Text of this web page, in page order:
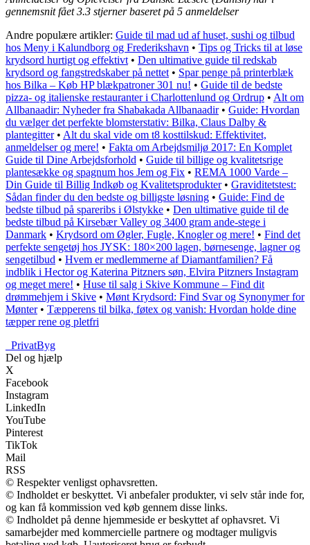
gennemsnit fået3.3 stjerner baseret på 5 anmeldelser
Andre populære artikler: Guide til mad ud af huset, sushi og tilbud
hos Meny i Kalundborg og Frederikshavn • Tips og Tricks til at løse
krydsord hurtigt og effektivt • Den ultimative guide til redskab
krydsord og fangstredskaber på nettet • Spar penge på printerblæk
hos Bilka – Køb HP blækpatroner 301 nu! • Guide til de bedste
pizza- og italienske restauranter i Charlottenlund og Ordrup • Alt om
Allbanaadir: Nyheder fra Shabakada Allbanaadir• Guide: Hvordan
du vælger det perfekte blomsterstativ: Bilka, Claus Dalby &
plantegitter• Alt du skal vide om t8 kosttilskud: Effektivitet,
anmeldelser og mere! • Fakta om Arbejdsmiljø 2017: En Komplet
Guide til Dine Arbejdsforhold • Guide til billige og kvalitetsrige
plantesække og spagnum hos Jem og Fix • REMA 1000 Varde –
Din Guide til Billig Indkøb og Kvalitetsprodukter• Graviditetstest:
Sådan finder du den bedste og billigste løsning • Guide: Find de
bedste tilbud på spareribs i Ølstykke • Den ultimative guide til de
bedste tilbud på Kirsebær Valley og 3400 gram ande-stege i
Danmark • Krydsord om Øgler, Fugle, Knogler og mere! • Find det
perfekte sengetøj hos JYSK: 180×200 lagen, børnesenge, lagner og
sengetilbud • Hvem er medlemmerne af Diamantfamilien? Få
indblik i Hector og Katerina Pitzners søn, Elvira Pitzners Instagram
og meget mere! • Huse til salg i Skive Kommune – Find dit
drømmehjem i Skive • Mønt Krydsord: Find Svar og Synonymer for
Mønter• Tæpperens til bilka, føtex og vanish: Hvordan holde dine
tæpper rene og pletfri
PrivatByg
Del og hjælp
X
Facebook
Instagram
LinkedIn
YouTube
Pinterest
TikTok
Mail
RSS
© Respekter venligst ophavsretten.
© Indholdet er beskyttet. Vi anbefaler produkter, vi selv står inde for,
og kan få kommission ved køb gennem disse links.
© Indholdet på denne hjemmeside er beskyttet af ophavsret. Vi
samarbejder med kommercielle partnere og modtager muligvis